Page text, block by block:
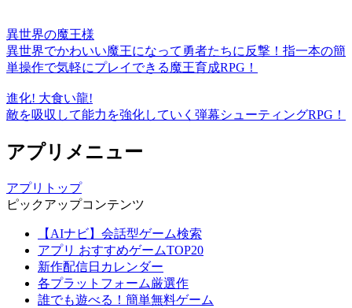
異世界の魔王様
異世界でかわいい魔王になって勇者たちに反撃！指一本の簡
単操作で気軽にプレイできる魔王育成RPG！
進化! 大食い龍!
敵を吸収して能力を強化していく弾幕シューティングRPG！
アプリメニュー
アプリトップ
ピックアップコンテンツ
【AIナビ】会話型ゲーム検索
アプリ おすすめゲームTOP20
新作配信日カレンダー
各プラットフォーム厳選作
誰でも遊べる！簡単無料ゲーム